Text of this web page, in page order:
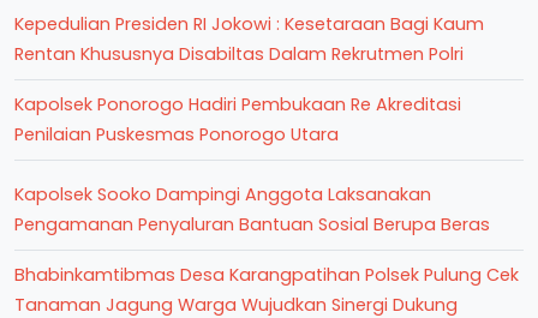
Kepedulian Presiden RI Jokowi : Kesetaraan Bagi Kaum
Rentan Khususnya Disabiltas Dalam Rekrutmen Polri
Kapolsek Ponorogo Hadiri Pembukaan Re Akreditasi
Penilaian Puskesmas Ponorogo Utara
Kapolsek Sooko Dampingi Anggota Laksanakan
Pengamanan Penyaluran Bantuan Sosial Berupa Beras
Bhabinkamtibmas Desa Karangpatihan Polsek Pulung Cek
Tanaman Jagung Warga Wujudkan Sinergi Dukung